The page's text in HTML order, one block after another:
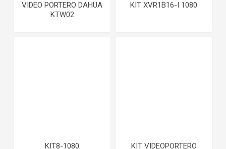
VIDEO PORTERO DAHUA
KTW02
KIT XVR1B16-I 1080
KIT8-1080
KIT VIDEOPORTERO